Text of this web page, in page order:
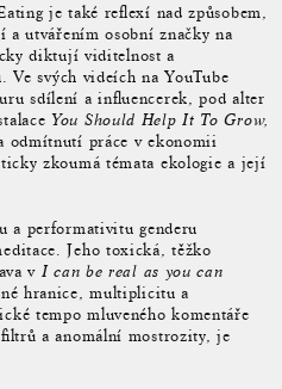
je také reflexí nad způsobem,
a utvářením osobní značky na
diktují viditelnost a
svých videích na YouTube
sdílení a influencerek, pod alter
You Should Help It To Grow,
odmítnutí práce v ekonomii
zkoumá témata ekologie a její
a performativitu genderu
Jeho toxická, těžko
v I can be real as you can
hranice, multiplicitu a
tempo mluveného komentáře
a anomální mostrozity, je